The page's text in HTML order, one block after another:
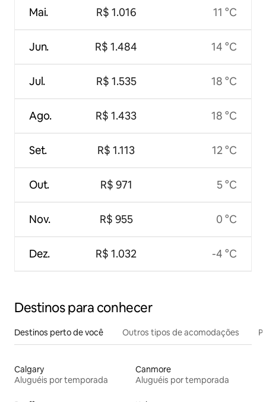
Mai.
Jun.
Jul.
Ago.
Set.
Out.
Nov.
Dez.
R$ 1.016
R$ 1.484
R$ 1.535
R$ 1.433
R$ 1.113
R$ 971
R$ 955
R$ 1.032
11 °C
14 °C
18 °C
18 °C
12 °C
5 °C
0 °C
-4 °C
Destinos para conhecer
Destinos perto de você Outros tipos de acomodações
Calgary
Aluguéis por temporada
Canmore
Aluguéis por temporada